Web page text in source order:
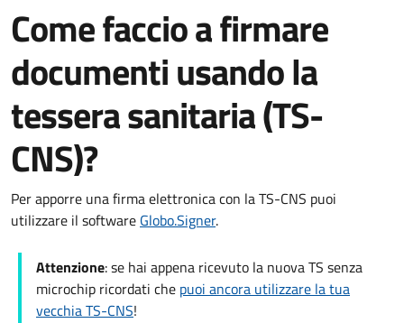
Come faccio a firmare
documenti usando la
tessera sanitaria (TS-
CNS)?
Per apporre una firma elettronica con la TS-CNS puoi
utilizzare il software Globo.Signer.
Attenzione: se hai appena ricevuto la nuova TS senza
microchip ricordati che puoi ancora utilizzare la tua
vecchia TS-CNS!